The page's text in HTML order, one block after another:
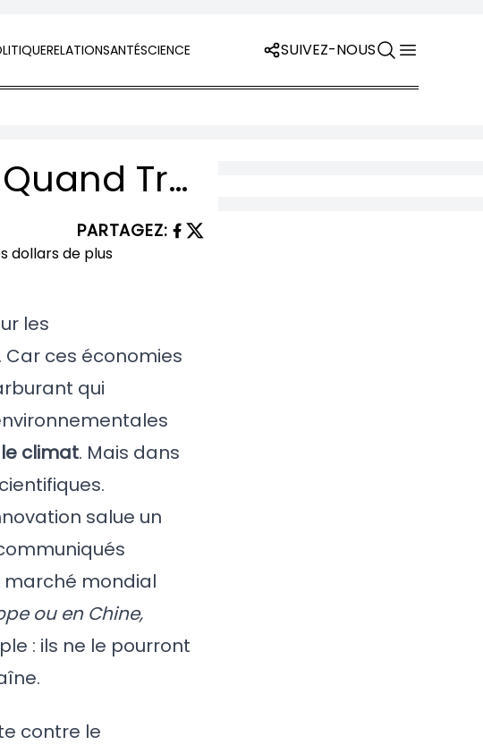
RELATIONSANTÉSCIENCE SUIVEZ-NOUS
BILLET : L’Amérique roule à l’envers — Quand Trump enterre l’avenir électrique pour quelques dollars de plus
PARTAGEZ:
les
Car ces économies
qui
climat. Mais dans
salue un
marché mondial
ou en Chine,
: ils ne le pourront
contre le